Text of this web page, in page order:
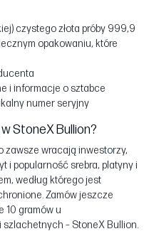
czystego złota próby 999,9
opakowaniu, które
i informacje o sztabce
numer seryjny
StoneX Bullion?
zawsze wracają inwestorzy,
i popularność srebra, platyny i
według którego jest
Zamów jeszcze
10 gramów u
– StoneX Bullion.